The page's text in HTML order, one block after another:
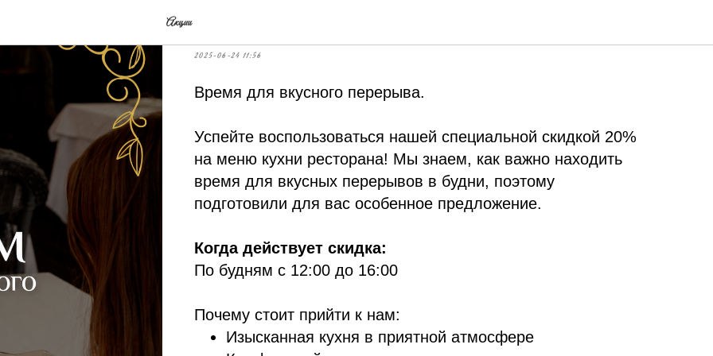
Акции
2025-06-24 11:56
Время для вкусного перерыва.
Успейте воспользоваться нашей специальной скидкой 20%
на меню кухни ресторана! Мы знаем, как важно находить
время для вкусных перерывов в будни, поэтому
подготовили для вас особенное предложение.
Когда действует скидка:
По будням с 12:00 до 16:00
Почему стоит прийти к нам:
Изысканная кухня в приятной атмосфере